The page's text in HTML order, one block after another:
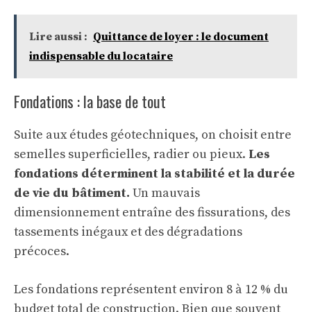
Lire aussi : Quittance de loyer : le document
indispensable du locataire
Fondations : la base de tout
Suite aux études géotechniques, on choisit entre
semelles superficielles, radier ou pieux. Les
fondations déterminent la stabilité et la durée
de vie du bâtiment. Un mauvais
dimensionnement entraîne des fissurations, des
tassements inégaux et des dégradations
précoces.
Les fondations représentent environ 8 à 12 % du